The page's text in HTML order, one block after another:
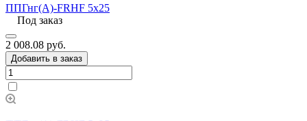
ППГнг(А)-FRHF 5х25
Под заказ
2 008.08 руб.
Добавить в заказ